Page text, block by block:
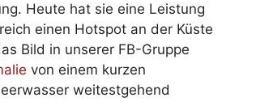
Heute hat sie eine Leistung
einen Hotspot an der Küste
Bild in unserer FB-Gruppe
von einem kurzen
weitestgehend